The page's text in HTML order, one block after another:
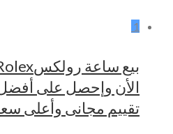
1
الأن وإحصل على
تقييم مجانى وأعلى